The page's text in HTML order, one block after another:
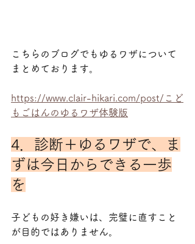
こちらのブログでもゆるワザについて
まとめております。
https://www.clair-hikari.com/post/こど
もごはんのゆるワザ体験版
4．診断＋ゆるワザで、ま
ずは今日からできる一歩
を
子どもの好き嫌いは、完璧に直すこと
が目的ではありません。